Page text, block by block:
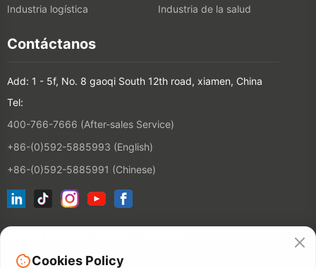
Industria logística
Industria de la salud
Contáctanos
Add: 1 - 5f, No. 8 gaoqi South 12th road, xiamen, China
Tel:
400-766-7666 (After-sales Service)
+86-(0)592-5885993 (English)
+86-(0)592-5885991 (Chinese)
Cookies Policy